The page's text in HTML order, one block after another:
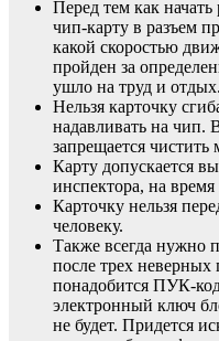
Перед тем как
чип-карту в разъем
какой скоростью
пройден за
ушло на труд и отдых.
Нельзя карточку
надавливать на чип.
запрещается чистить
Карту допускается
инспектора, на
Карточку нельзя
человеку.
Также всегда нужно
после трех неверных
понадобится ПУК-
электронный ключ
не будет. Придется